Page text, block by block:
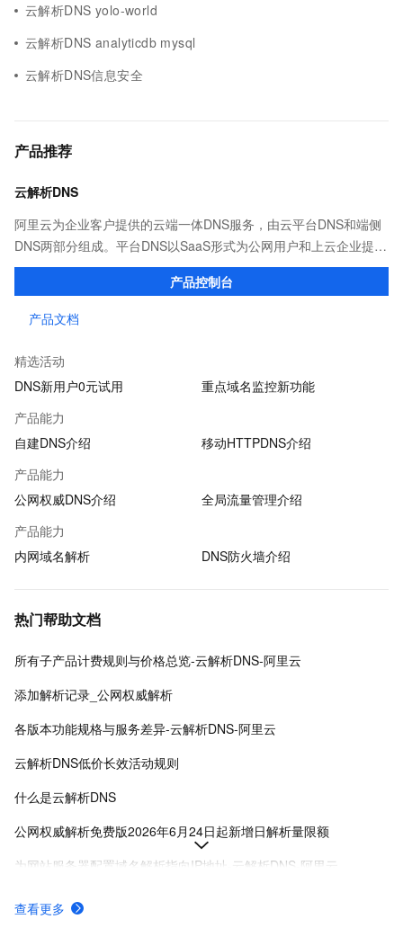
云解析DNS yolo-world
云解析DNS analyticdb mysql
云解析DNS信息安全
产品推荐
云解析DNS
阿里云为企业客户提供的云端一体DNS服务，由云平台DNS和端侧
DNS两部分组成。平台DNS以SaaS形式为公网用户和上云企业提供
高效稳定的域名解析服务；端侧DNS则通过自建DNS软件及移动端
SDK，满足企业多种场景下的解析需求。
产品控制台
产品文档
精选活动
DNS新用户0元试用
重点域名监控新功能
产品能力
自建DNS介绍
移动HTTPDNS介绍
产品能力
公网权威DNS介绍
全局流量管理介绍
产品能力
内网域名解析
DNS防火墙介绍
热门帮助文档
所有子产品计费规则与价格总览-云解析DNS-阿里云
添加解析记录_公网权威解析
各版本功能规格与服务差异-云解析DNS-阿里云
云解析DNS低价长效活动规则
什么是云解析DNS
公网权威解析免费版2026年6月24日起新增日解析量限额
为网站服务器配置域名解析指向IP地址-云解析DNS-阿里云
地域线路-境外_公网权威解析
查看更多